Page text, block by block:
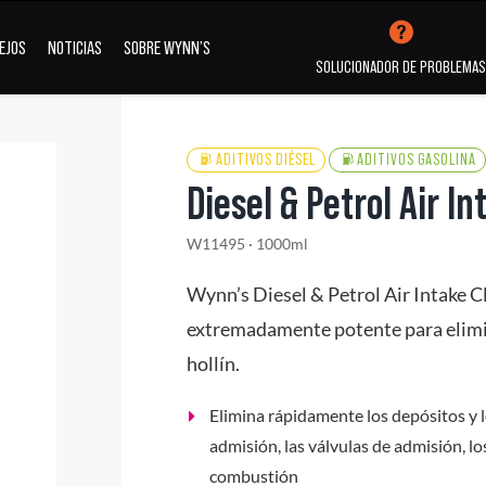
Aditivos
Refrigeración
Limpieza
NOTICIAS SOBRE WYNN’S
SOLUCIONADOR DE PROBLEMAS
ADITIVOS DIÉSEL ADITIVOS GASOLINA
Diesel & Petrol Air
W11495 · 1000ml
Wynn’s Diesel & Petrol Air Intake
extremadamente potente para
hollín.
Elimina rápidamente los depósitos
admisión, las válvulas de admisión,
combustión